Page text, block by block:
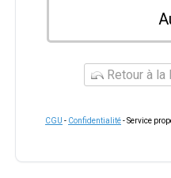
Retour à
CGU - Confidentialité- Service